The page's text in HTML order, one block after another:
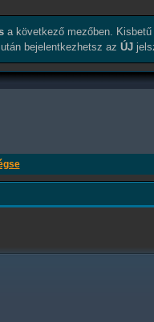
a következő mezőben.
bejelentkezhetsz azÚJ